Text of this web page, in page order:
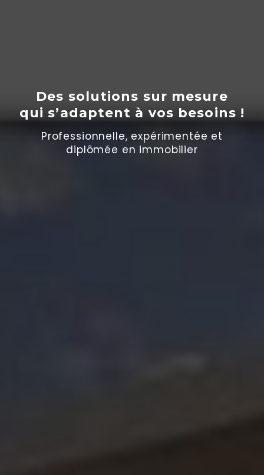
Des solutions sur mesure
qui s’adaptent à vos besoins !
Professionnelle, expérimentée et
diplômée en immobilier